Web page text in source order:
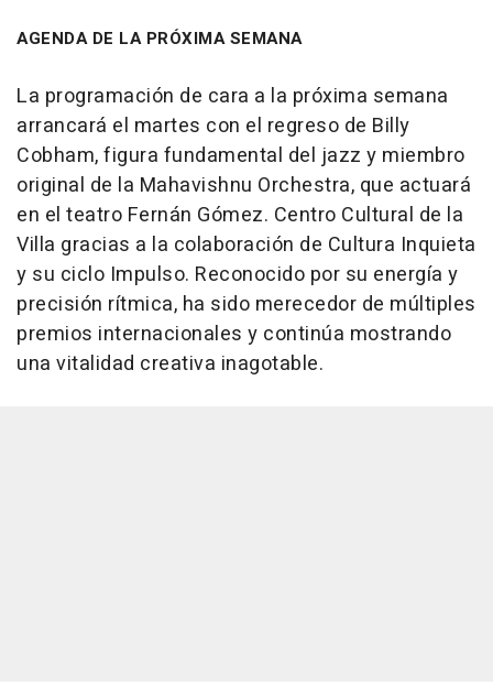
AGENDA DE LA PRÓXIMA SEMANA
La programación de cara a la próxima semana
arrancará el martes con el regreso de Billy
Cobham, figura fundamental del jazz y miembro
original de la Mahavishnu Orchestra, que actuará
en el teatro Fernán Gómez. Centro Cultural de la
Villa gracias a la colaboración de Cultura Inquieta
y su ciclo Impulso. Reconocido por su energía y
precisión rítmica, ha sido merecedor de múltiples
premios internacionales y continúa mostrando
una vitalidad creativa inagotable.